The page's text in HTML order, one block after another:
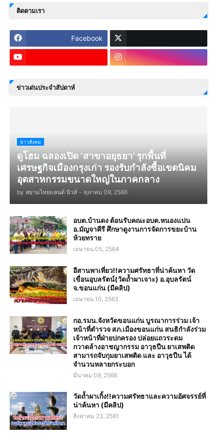
ติดตามเรา
Facebook
ข่าวเด่นประจำสัปดาห์
ข่าวสังคม
ดูโฮม ฉลองเปิด ‘สาขาอยุธยา’ รุกพื้นที่
เศรษฐกิจเมืองกรุงเก่า รองรับกำลังซื้อเขตนิคม
อุตสาหกรรมขนาดใหญ่ในภาคกลาง
by สยามไทยแลนด์ นิวส์ - ตุลาคม 09, 2566
อบต.บ้านดง ต้อนรับคณะอบต.หนองแปน
อ.มัญจาคีรี ศึกษาดูงานการจัดการขยะบ้าน
ห้วยทราย
เมษายน 05, 2564
อีสานพาเที่ยว!!ความศรัทธาที่น่าค้นหา วัด
เขื่อนอุบลรัตน์(วัดถ้ำผาเจาะ) อ.อุบลรัตน์
จ.ขอนแก่น (มีคลิป)
เมษายน 10, 2563
กอ.รมน.จังหวัดขอนแก่น บูรณาการร่วม เจ้า
หน้าที่ตำรวจ สภ.เมืองขอนแก่น สนธิกำลังร่วม
เจ้าหน้าที่ฝ่ายปกครอง ปล่อยแถวระดม
กวาดล้างอาชญากรรม อาวุธปืน ยาเสพติด
สามารถจับกุมยาเสพติด และ อาวุธปืน ได้
จำนวนหลายกระบอก
มีนาคม 09, 2566
วัดถ้ำผาเกิ้ง!!ความศรัทธาและความอัศจรรย์ที่
น่าค้นหา (มีคลิป)
สิงหาคม 23, 2561